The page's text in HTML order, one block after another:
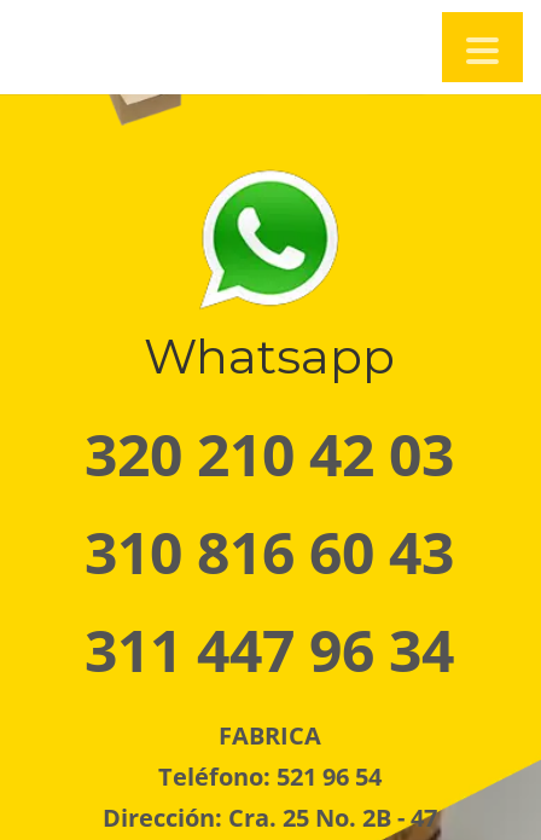
Whatsapp
320 210 42 03
310 816 60 43
311 447 96 34
FABRICA
Teléfono: 521 96 54
Dirección: Cra. 25 No. 2B - 47